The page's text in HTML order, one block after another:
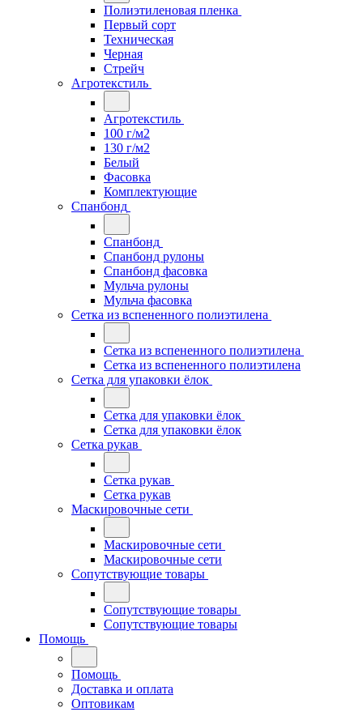
Полиэтиленовая пленка
Первый сорт
Техническая
Черная
Стрейч
Агротекстиль
Агротекстиль
100 г/м2
130 г/м2
Белый
Фасовка
Комплектующие
Спанбонд
Спанбонд
Спанбонд рулоны
Спанбонд фасовка
Мульча рулоны
Мульча фасовка
Сетка из вспененного полиэтилена
Сетка из вспененного полиэтилена
Сетка из вспененного полиэтилена
Сетка для упаковки ёлок
Сетка для упаковки ёлок
Сетка для упаковки ёлок
Сетка рукав
Сетка рукав
Сетка рукав
Маскировочные сети
Маскировочные сети
Маскировочные сети
Сопутствующие товары
Сопутствующие товары
Сопутствующие товары
Помощь
Помощь
Доставка и оплата
Оптовикам